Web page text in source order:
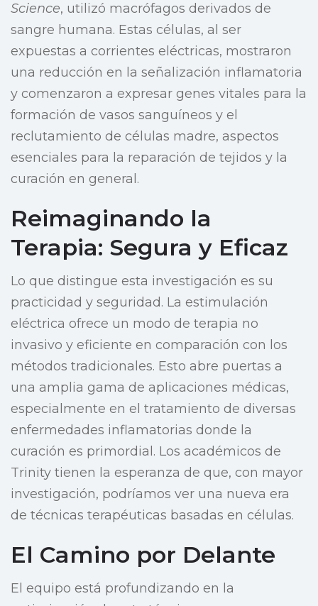
Science, utilizó macrófagos derivados de
sangre humana. Estas células, al ser
expuestas a corrientes eléctricas, mostraron
una reducción en la señalización inflamatoria
y comenzaron a expresar genes vitales para la
formación de vasos sanguíneos y el
reclutamiento de células madre, aspectos
esenciales para la reparación de tejidos y la
curación en general.
Reimaginando la
Terapia: Segura y Eficaz
Lo que distingue esta investigación es su
practicidad y seguridad. La estimulación
eléctrica ofrece un modo de terapia no
invasivo y eficiente en comparación con los
métodos tradicionales. Esto abre puertas a
una amplia gama de aplicaciones médicas,
especialmente en el tratamiento de diversas
enfermedades inflamatorias donde la
curación es primordial. Los académicos de
Trinity tienen la esperanza de que, con mayor
investigación, podríamos ver una nueva era
de técnicas terapéuticas basadas en células.
El Camino por Delante
El equipo está profundizando en la